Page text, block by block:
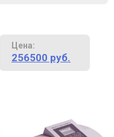
Цена:
256500 руб.